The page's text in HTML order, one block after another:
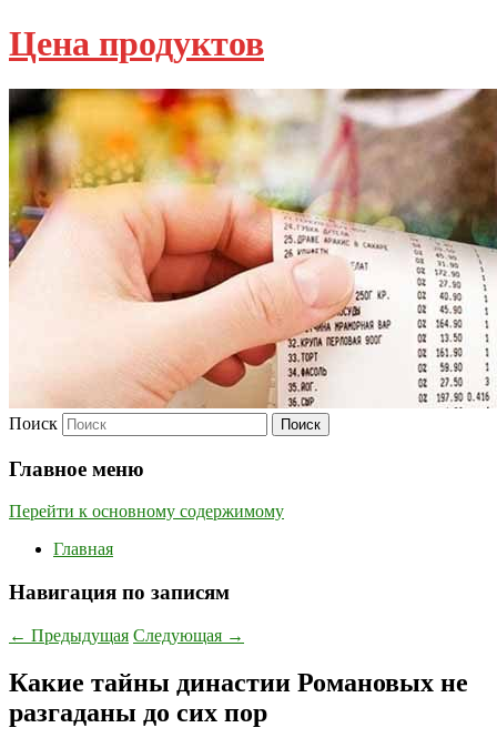
Цена продуктов
Поиск
Главное меню
Перейти к основному содержимому
Главная
Навигация по записям
← Предыдущая Следующая →
Какие тайны династии Романовых не
разгаданы до сих пор